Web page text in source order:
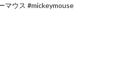
マウス #mickeymouse